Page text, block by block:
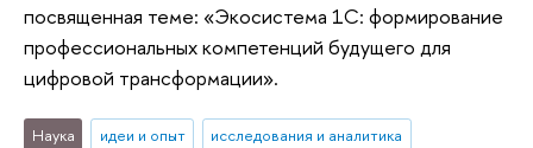
посвященная теме: «Экосистема 1С: формирование
профессиональных компетенций будущего для
цифровой трансформации».
Наука идеи и опыт
исследования и аналитика